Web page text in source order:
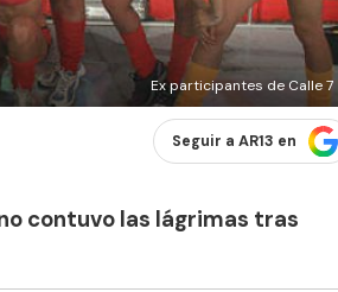
Ex participantes de Calle 7
Seguir a AR13 en
contuvo las lágrimas tras